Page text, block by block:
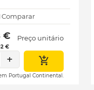
Comparar
€
€
Preço unitário
+
Portugal Continental.